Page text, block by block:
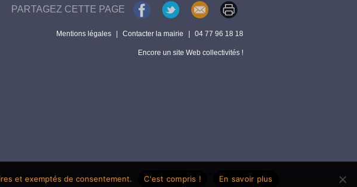
PARTAGEZ CETTE PAGE
Mentions légales Contacter la mairie 04 77 96 18 18
Encore un site Web collectivités !
et exemptés de consentement. C'est compris ! En savoir plus